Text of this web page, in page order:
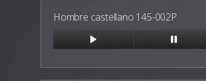
Hombre castellano 145-002P